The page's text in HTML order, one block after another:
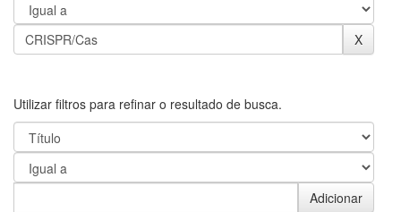
Utilizar filtros para refinar o resultado de busca.